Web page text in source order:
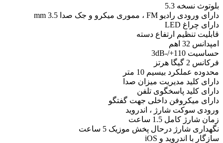
بلوتوث نسخه 5.3
دارای ورودی رادیو FM ، مموری میکرو و جک صدا 3.5 mm
دارای چراغ LED
قابلیت تنظیم ارتفاع دسته
امپدانس 32 اهم
حساسیت 110+/-3dB
فرکانس 2 گیگا هرتز
محدوده عملکرد بیسیم 10 متر
دارای کلید مدیریت میزان صدا
دارای کلید پاسخگوی تلفن
دارای میکروفن داخلی جهت گفتگو
ورودی سوکت شارژ ، اندروید
زمان شارژ کامل 1.5 ساعت
نگهداری شارژ درحال پخش موزیک 5 ساعت
سازگار با اندروید و iOS